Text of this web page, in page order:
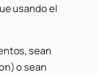
usando el
sean
o sean